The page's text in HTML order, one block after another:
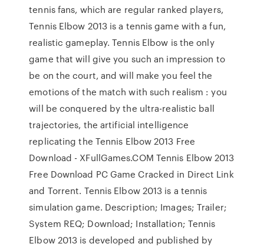
tennis fans, which are regular ranked players,
Tennis Elbow 2013 is a tennis game with a fun,
realistic gameplay. Tennis Elbow is the only
game that will give you such an impression to
be on the court, and will make you feel the
emotions of the match with such realism : you
will be conquered by the ultra-realistic ball
trajectories, the artificial intelligence
replicating the Tennis Elbow 2013 Free
Download - XFullGames.COM Tennis Elbow 2013
Free Download PC Game Cracked in Direct Link
and Torrent. Tennis Elbow 2013 is a tennis
simulation game. Description; Images; Trailer;
System REQ; Download; Installation; Tennis
Elbow 2013 is developed and published by